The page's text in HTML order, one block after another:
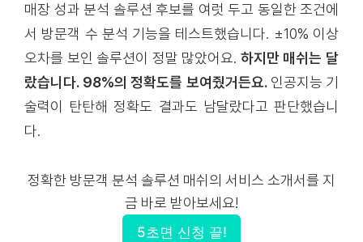
매장 성과 분석 솔루션 후보를 여럿 두고 동일한 조건에
서 방문객 수 분석 기능을 테스트했습니다. ±10% 이상
오차를 보인 솔루션이 정말 많았어요. 하지만 매쉬는 달
랐습니다. 98%의 정확도를 보여줬거든요.인공지능 기
술력이 탄탄해 정확도 결과도 남달랐다고 판단했습니
다.
정확한 방문객 분석 솔루션 매쉬의 서비스 소개서를 지
금 바로 받아보세요!
5초면 신청 끝!